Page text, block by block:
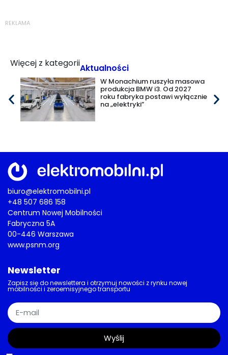
REKLAMA
Więcej z kategoriiAktualności
W Monachium ruszyła masowa
produkcja BMW i3. Od 2027
roku fabryka postawi wyłącznie
na „elektryki”
biuro@elektromobilni.pl
+48 507 686 158
Centrum Nowej Mobilności
Fabryczna 5A
00-446 Warszawa
www.psnm.org
Newsletter
Zapisz się do newslettera i otrzymuj nowości z rynku nowej
mobilności i zeroemisyjnego transportu
Wyślij